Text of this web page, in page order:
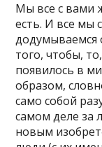
Мы все с вами
есть. И все мы
додумываемся
того, чтобы,
появилось в
образом,
само собой
самом деле
новым